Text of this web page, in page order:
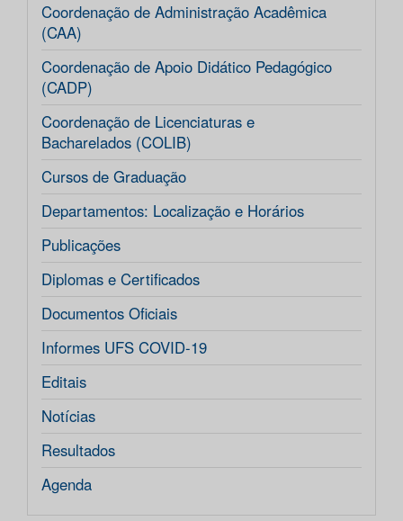
Coordenação de Administração Acadêmica
(CAA)
Coordenação de Apoio Didático Pedagógico
(CADP)
Coordenação de Licenciaturas e
Bacharelados (COLIB)
Cursos de Graduação
Departamentos: Localização e Horários
Publicações
Diplomas e Certificados
Documentos Oficiais
Informes UFS COVID-19
Editais
Notícias
Resultados
Agenda